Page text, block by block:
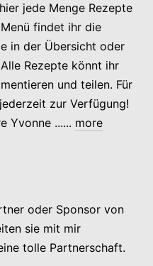
jede Menge Rezepte
findet ihr die
in der Übersicht oder
Rezepte könnt ihr
und teilen. Für
zur Verfügung!
Yvonne ...... more
oder Sponsor von
sie mit mir
tolle Partnerschaft.